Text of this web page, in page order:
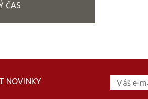
ČAS
NOVINKY